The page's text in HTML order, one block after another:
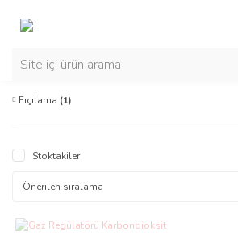
Fıçılama (1)
Stoktakiler